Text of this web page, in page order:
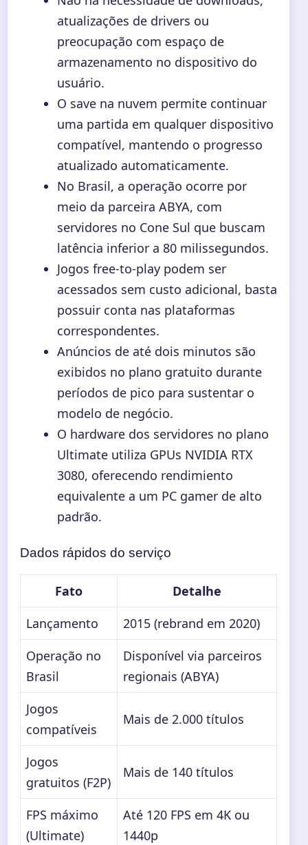
atualizações de drivers ou
preocupação com espaço de
armazenamento no dispositivo do
usuário.
O save na nuvem permite continuar
uma partida em qualquer dispositivo
compatível, mantendo o progresso
atualizado automaticamente.
No Brasil, a operação ocorre por
meio da parceira ABYA, com
servidores no Cone Sul que buscam
latência inferior a 80 milissegundos.
Jogos free-to-play podem ser
acessados sem custo adicional, basta
possuir conta nas plataformas
correspondentes.
Anúncios de até dois minutos são
exibidos no plano gratuito durante
períodos de pico para sustentar o
modelo de negócio.
O hardware dos servidores no plano
Ultimate utiliza GPUs NVIDIA RTX
3080, oferecendo rendimiento
equivalente a um PC gamer de alto
padrão.
Dados rápidos do serviço
Fato
Detalhe
Lançamento
2015 (rebrand em 2020)
Operação no
Brasil
Disponível via parceiros
regionais (ABYA)
Jogos
compatíveis
Mais de 2.000 títulos
Jogos
gratuitos (F2P)
Mais de 140 títulos
FPS máximo
(Ultimate)
Até 120 FPS em 4K ou
1440p